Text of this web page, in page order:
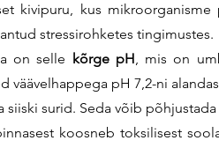
kivipuru, kus
stressirohketes tingimustes.
on selle kõrge pH, mis on
pH 7,2-ni
surid. Seda võib
koosneb toksilisest